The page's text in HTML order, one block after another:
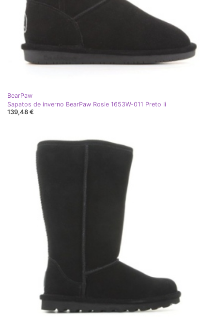
BearPaw
Sapatos de inverno BearPaw Rosie 1653W-011 Preto Ii
139,48 €